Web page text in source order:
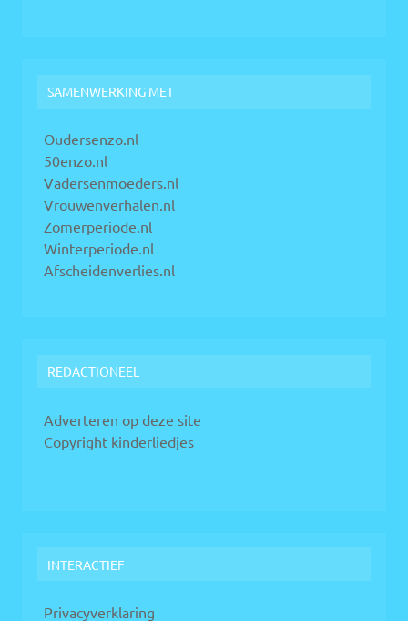
SAMENWERKING MET
Oudersenzo.nl
50enzo.nl
Vadersenmoeders.nl
Vrouwenverhalen.nl
Zomerperiode.nl
Winterperiode.nl
Afscheidenverlies.nl
REDACTIONEEL
Adverteren op deze site
Copyright kinderliedjes
INTERACTIEF
Privacyverklaring